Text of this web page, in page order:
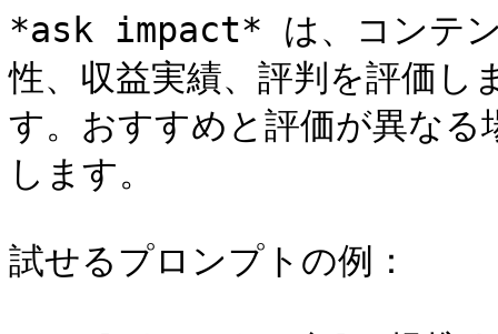
*ask impact* は、コンテン
性、収益実績、評判を評価し
す。おすすめと評価が異なる
します。
試せるプロンプトの例：